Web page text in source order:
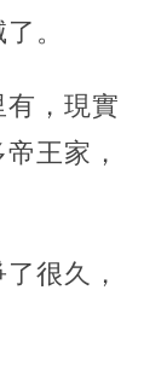
。
有，現實
王家，
很久，